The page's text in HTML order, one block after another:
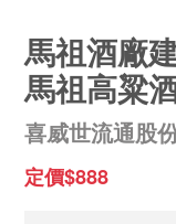
馬祖酒廠
馬祖高粱
喜威世流通股
定價$888